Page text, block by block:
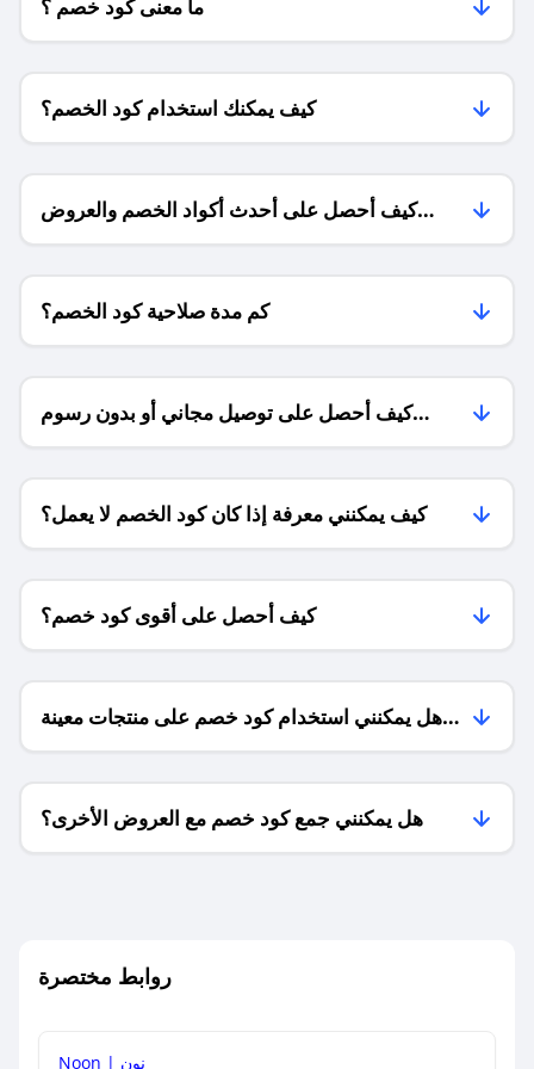
ما معنى كود خصم ؟
كيف يمكنك استخدام كود الخصم؟
كيف أحصل على أحدث أكواد الخصم والعروض
للمتاجر؟
كم مدة صلاحية كود الخصم؟
كيف أحصل على توصيل مجاني أو بدون رسوم
الشحن ؟
كيف يمكنني معرفة إذا كان كود الخصم لا يعمل؟
كيف أحصل على أقوى كود خصم؟
هل يمكنني استخدام كود خصم على منتجات معينة
فقط؟
هل يمكنني جمع كود خصم مع العروض الأخرى؟
روابط مختصرة
Noon | نون